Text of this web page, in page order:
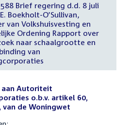
Brief regering d.d. 8 juli
Boekholt-O’Sullivan,
van Volkshuisvesting en
Ordening Rapport over
naar schaalgrootte en
van
aan Autoriteit
o.b.v. artikel 60,
de Woningwet